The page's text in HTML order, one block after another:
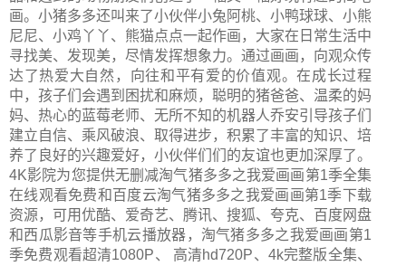
画。小猪多多还叫来了小伙伴小兔阿桃、小鸭球球、小熊
尼尼、小鸡丫丫、熊猫点点一起作画，大家在日常生活中
寻找美、发现美，尽情发挥想象力。通过画画，向观众传
达了热爱大自然，向往和平有爱的价值观。在成长过程
中，孩子们会遇到困扰和麻烦，聪明的猪爸爸、温柔的妈
妈、热心的蓝莓老师、无所不知的机器人乔安引导孩子们
建立自信、乘风破浪、取得进步，积累了丰富的知识、培
养了良好的兴趣爱好，小伙伴们们的友谊也更加深厚了。
4K影院为您提供无删减淘气猪多多之我爱画画第1季全集
在线观看免费和百度云淘气猪多多之我爱画画第1季下载
资源，可用优酷、爱奇艺、腾讯、搜狐、夸克、百度网盘
和西瓜影音等手机云播放器，淘气猪多多之我爱画画第1
季免费观看超清1080P、 高清hd720P、4k完整版全集、